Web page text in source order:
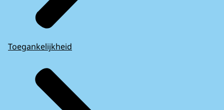
Toegankelijkheid